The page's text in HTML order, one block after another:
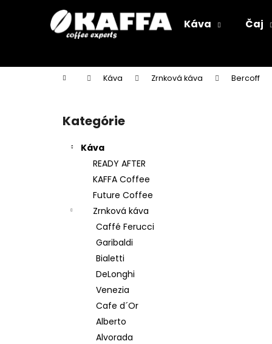
Káva Čaj
Domov Káva Zrnková káva Bercoff
Preskočiť
kategórie
Kategórie
Káva
READY AFTER
KAFFA Coffee
Future Coffee
Zrnková káva
Caffé Ferucci
Garibaldi
Bialetti
DeLonghi
Venezia
Cafe d´Or
Alberto
Alvorada
k
Späť
obchodu
Späť
obchodu
MOKATE 2IN1 XXL 24 KS
€5,50